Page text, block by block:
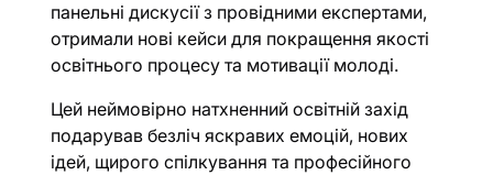
панельні дискусії з провідними експертами,
отримали нові кейси для покращення якості
освітнього процесу та мотивації молоді.
Цей неймовірно натхненний освітній захід
подарував безліч яскравих емоцій, нових
ідей, щирого спілкування та професійного